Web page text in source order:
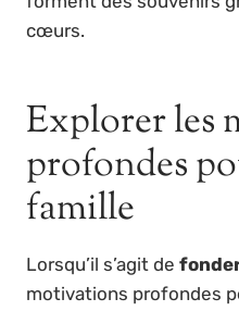
cœurs.
Explorer les
profondes
famille
Lorsqu’il s’agit de
motivations profondes